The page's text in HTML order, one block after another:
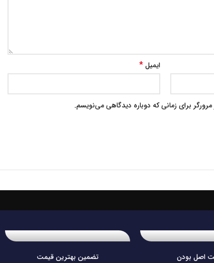
ایمیل*
برای زمانی که دوباره دیدگاهی می‌نویسم.
اصل بودن تضمین بهترین قیمت